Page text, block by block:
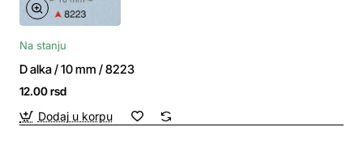
Na stanju
D alka / 10 mm / 8223
12.00 rsd
Dodaj u korpu